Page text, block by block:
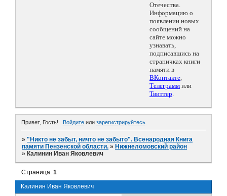
Отечества.
Информацию о
появлении новых
сообщений на
сайте можно
узнавать,
подписавшись на
страничках книги
памяти в
ВКонтакте,
Телеграмм или
Твиттер.
Привет, Гость! Войдитеили зарегистрируйтесь.
»"Никто не забыт, ничто не забыто". Всенародная Книга
памяти Пензенской области. » Нижнеломовский район
» Калинин Иван Яковлевич
Калинин Иван Яковлевич
Страница:1